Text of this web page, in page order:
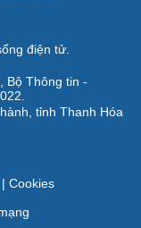
điện tử.
Bộ Thông tin -
tỉnh Thanh Hóa
| Cookies